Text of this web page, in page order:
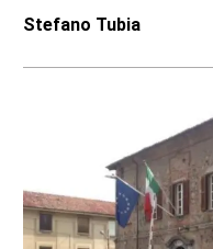
Stefano Tubia